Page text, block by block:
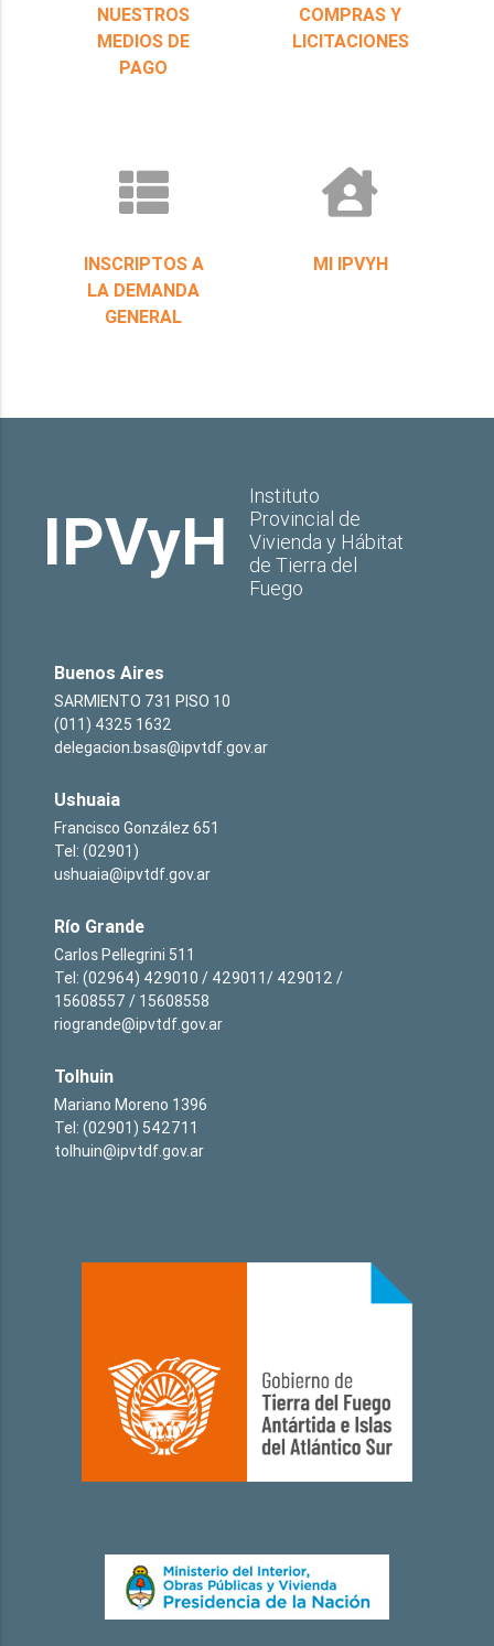
NUESTROS
MEDIOS DE
PAGO
COMPRAS Y
LICITACIONES
INSCRIPTOS A
LA DEMANDA
GENERAL
MI IPVYH
IPVyH
Instituto
Provincial de
Vivienda y Hábitat
de Tierra del
Fuego
Buenos Aires
SARMIENTO 731 PISO 10
(011) 4325 1632
delegacion.bsas@ipvtdf.gov.ar
Ushuaia
Francisco González 651
Tel: (02901)
ushuaia@ipvtdf.gov.ar
Río Grande
Carlos Pellegrini 511
Tel: (02964) 429010 / 429011/ 429012 /
15608557 / 15608558
riogrande@ipvtdf.gov.ar
Tolhuin
Mariano Moreno 1396
Tel: (02901) 542711
tolhuin@ipvtdf.gov.ar